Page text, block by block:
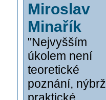
Miroslav
Minařík
"Nejvyšším
úkolem není
teoretické
poznání, nýbrž